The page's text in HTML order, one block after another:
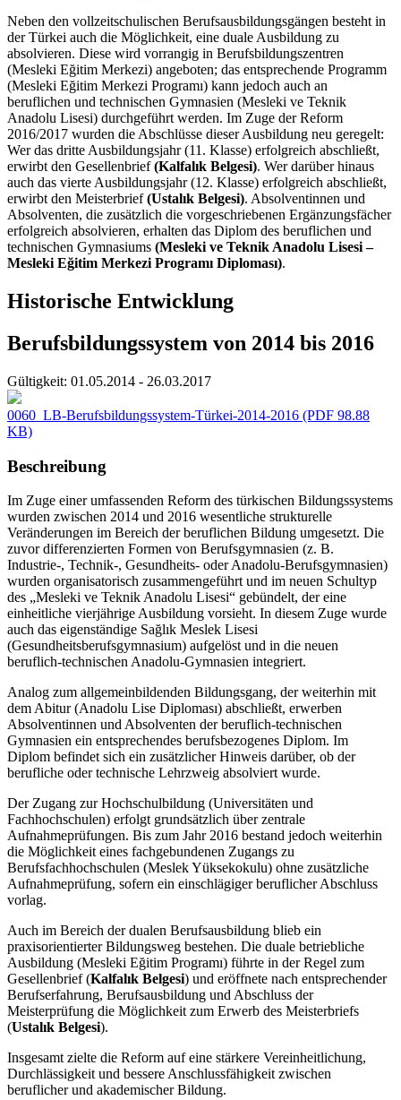
Neben den vollzeitschulischen Berufsausbildungsgängen besteht in
der Türkei auch die Möglichkeit, eine duale Ausbildung zu
absolvieren. Diese wird vorrangig in Berufsbildungszentren
(Mesleki Eğitim Merkezi) angeboten; das entsprechende Programm
(Mesleki Eğitim Merkezi Programı) kann jedoch auch an
beruflichen und technischen Gymnasien (Mesleki ve Teknik
Anadolu Lisesi) durchgeführt werden. Im Zuge der Reform
2016/2017 wurden die Abschlüsse dieser Ausbildung neu geregelt:
Wer das dritte Ausbildungsjahr (11. Klasse) erfolgreich abschließt,
erwirbt den Gesellenbrief(Kalfalık Belgesi). Wer darüber hinaus
auch das vierte Ausbildungsjahr (12. Klasse) erfolgreich abschließt,
erwirbt den Meisterbrief(Ustalık Belgesi). Absolventinnen und
Absolventen, die zusätzlich die vorgeschriebenen Ergänzungsfächer
erfolgreich absolvieren, erhalten das Diplom des beruflichen und
technischen Gymnasiums (Mesleki ve Teknik Anadolu Lisesi –
Mesleki Eğitim Merkezi Programı Diploması).
Historische Entwicklung
Berufsbildungssystem von 2014 bis 2016
Gültigkeit: 01.05.2014 - 26.03.2017
0060_LB-Berufsbildungssystem-Türkei-2014-2016 (PDF 98.88
KB)
Beschreibung
Im Zuge einer umfassenden Reform des türkischen Bildungssystems
wurden zwischen 2014 und 2016 wesentliche strukturelle
Veränderungen im Bereich der beruflichen Bildung umgesetzt. Die
zuvor differenzierten Formen von Berufsgymnasien (z. B.
Industrie-, Technik-, Gesundheits- oder Anadolu-Berufsgymnasien)
wurden organisatorisch zusammengeführt und im neuen Schultyp
des „Mesleki ve Teknik Anadolu Lisesi“ gebündelt, der eine
einheitliche vierjährige Ausbildung vorsieht. In diesem Zuge wurde
auch das eigenständige Sağlık Meslek Lisesi
(Gesundheitsberufsgymnasium) aufgelöst und in die neuen
beruflich-technischen Anadolu-Gymnasien integriert.
Analog zum allgemeinbildenden Bildungsgang, der weiterhin mit
dem Abitur (Anadolu Lise Diploması) abschließt, erwerben
Absolventinnen und Absolventen der beruflich-technischen
Gymnasien ein entsprechendes berufsbezogenes Diplom. Im
Diplom befindet sich ein zusätzlicher Hinweis darüber, ob der
berufliche oder technische Lehrzweig absolviert wurde.
Der Zugang zur Hochschulbildung (Universitäten und
Fachhochschulen) erfolgt grundsätzlich über zentrale
Aufnahmeprüfungen. Bis zum Jahr 2016 bestand jedoch weiterhin
die Möglichkeit eines fachgebundenen Zugangs zu
Berufsfachhochschulen (Meslek Yüksekokulu) ohne zusätzliche
Aufnahmeprüfung, sofern ein einschlägiger beruflicher Abschluss
vorlag.
Auch im Bereich der dualen Berufsausbildung blieb ein
praxisorientierter Bildungsweg bestehen. Die duale betriebliche
Ausbildung (Mesleki Eğitim Programı) führte in der Regel zum
Gesellenbrief (Kalfalık Belgesi) und eröffnete nach entsprechender
Berufserfahrung, Berufsausbildung und Abschluss der
Meisterprüfung die Möglichkeit zum Erwerb des Meisterbriefs
(Ustalık Belgesi).
Insgesamt zielte die Reform auf eine stärkere Vereinheitlichung,
Durchlässigkeit und bessere Anschlussfähigkeit zwischen
beruflicher und akademischer Bildung.